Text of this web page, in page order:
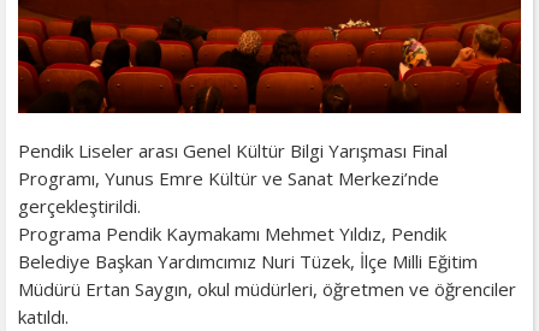
Pendik Liseler arası Genel Kültür Bilgi Yarışması Final
Programı, Yunus Emre Kültür ve Sanat Merkezi’nde
gerçekleştirildi.
Programa Pendik Kaymakamı Mehmet Yıldız, Pendik
Belediye Başkan Yardımcımız Nuri Tüzek, İlçe Milli Eğitim
Müdürü Ertan Saygın, okul müdürleri, öğretmen ve öğrenciler
katıldı.